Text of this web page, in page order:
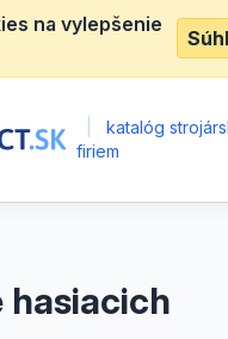
na vylepšenie
katalóg
firiem
hasiacich